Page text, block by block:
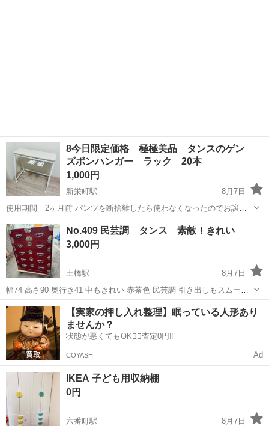
8今日限定価格 極極美品 タンスのゲン
ズボンハンガー ラック 20本
1,000円
新栄町駅
8月7日
使用期間 2ヶ月前 パンツを断捨離したら使わなくなったのでお譲り
します。 サイズは写真にあります
愛知 名古屋市 新栄町駅 収納家具
No.409 民芸調 タンス 素敵！きれい
3,000円
土橋駅
8月7日
幅74 高さ90 奥行き41 中もきれい 赤茶色 民芸調 引き出しもスムーズ
です。 おすすめ！ 男性1人では運ぶのは難しいかと思います。
愛知 豊田市 土橋駅 収納家具 民芸
【実家の押し入れ整理】眠っている人形あり
ませんか？
状態が悪くてもOK🙆‍♀️査定0円‼️
COYASH Ad
IKEA 子ども用収納棚
0円
六番町駅
8月7日